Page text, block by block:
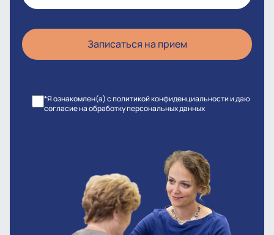
*Я ознакомлен(а) с политикой конфиденциальности и даю
согласие на обработку персональных данных